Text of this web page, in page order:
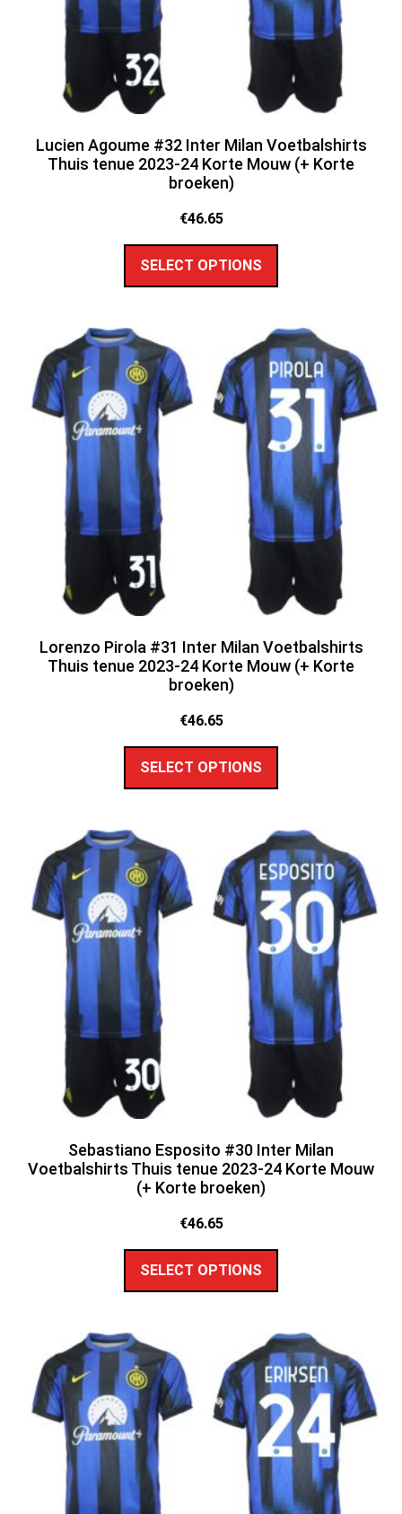
Lucien Agoume #32 Inter Milan Voetbalshirts
Thuis tenue 2023-24 Korte Mouw (+ Korte
broeken)
€46.65
SELECT OPTIONS
Lorenzo Pirola #31 Inter Milan Voetbalshirts
Thuis tenue 2023-24 Korte Mouw (+ Korte
broeken)
€46.65
SELECT OPTIONS
Sebastiano Esposito #30 Inter Milan
Voetbalshirts Thuis tenue 2023-24 Korte Mouw
(+ Korte broeken)
€46.65
SELECT OPTIONS